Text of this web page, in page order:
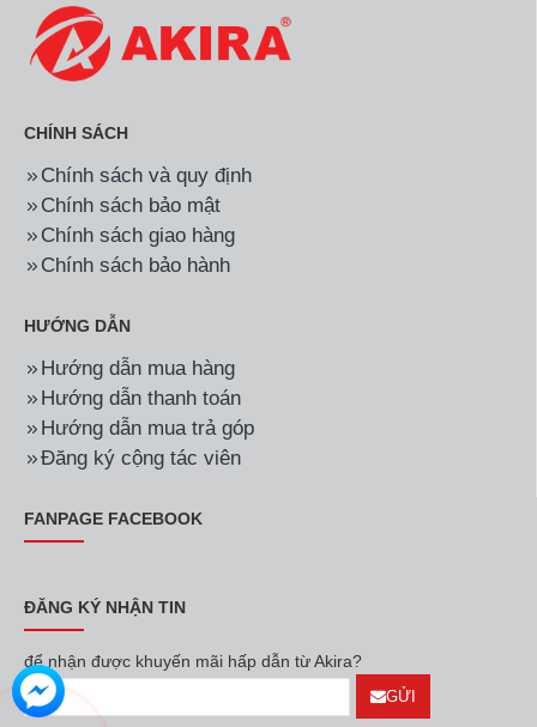
CHÍNH SÁCH
Chính sách và quy định
Chính sách bảo mật
Chính sách giao hàng
Chính sách bảo hành
HƯỚNG DẪN
Hướng dẫn mua hàng
Hướng dẫn thanh toán
Hướng dẫn mua trả góp
Đăng ký cộng tác viên
FANPAGE FACEBOOK
ĐĂNG KÝ NHẬN TIN
để nhận được khuyến mãi hấp dẫn từ Akira?
GỬI